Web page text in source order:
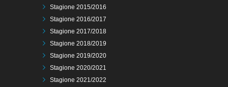
Stagione 2015/2016
Stagione 2016/2017
Stagione 2017/2018
Stagione 2018/2019
Stagione 2019/2020
Stagione 2020/2021
Stagione 2021/2022